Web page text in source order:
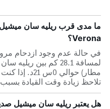
ما مدى قرب ريليه سان
Verona؟
في حالة عدم وجود ازدحام
مطار) حوالي
تلاحظ زيادة وقت القيادة
هل يعتبر ريليه سان ميشيل